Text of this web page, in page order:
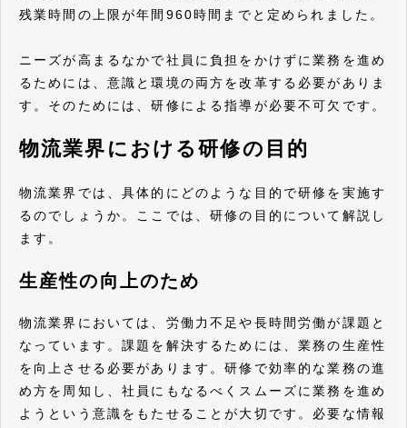
残業時間の上限が年間960時間までと定められました。
ニーズが高まるなかで社員に負担をかけずに業務を進め
るためには、意識と環境の両方を改革する必要がありま
す。そのためには、研修による指導が必要不可欠です。
物流業界における研修の目的
物流業界では、具体的にどのような目的で研修を実施す
るのでしょうか。ここでは、研修の目的について解説し
ます。
生産性の向上のため
物流業界においては、労働力不足や長時間労働が課題と
なっています。課題を解決するためには、業務の生産性
を向上させる必要があります。研修で効率的な業務の進
め方を周知し、社員にもなるべくスムーズに業務を進め
ようという意識をもたせることが大切です。必要な情報